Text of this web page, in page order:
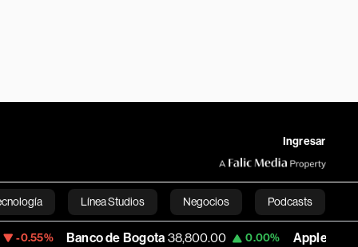
Ingresar
Línea Studios Negocios Podcasts
English
Banco de Bogota 38,800.00 0.00% Apple 309.25